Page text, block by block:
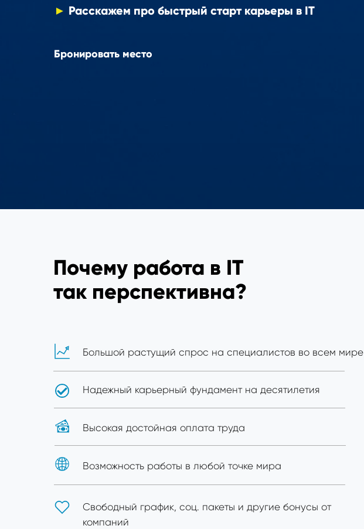
► Расскажем про быстрый старт карьеры в IT
Бронировать место
Большой растущий спрос на специалистов во всем мире
Надежный карьерный фундамент на десятилетия
Высокая достойная оплата труда
Возможность работы в любой точке мира
Свободный график, соц. пакеты и другие бонусы от
компаний
Почему работа в IT
так перспективна?